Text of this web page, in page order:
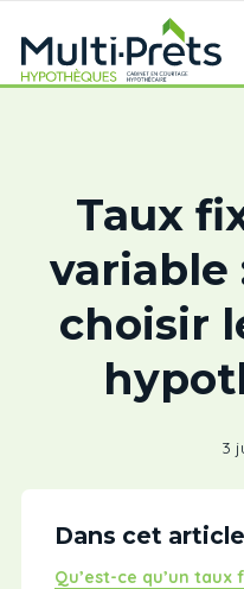
Taux
variable
choisir
3
Dans cet article
Qu’est-ce qu’un taux